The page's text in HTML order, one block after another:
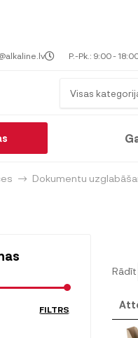
P.-Pk.: 9:00 -
Visas
Dokumentu
Rādīt
FILTRS